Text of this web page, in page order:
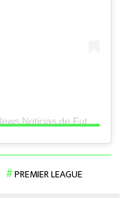
PREMIER LEAGUE